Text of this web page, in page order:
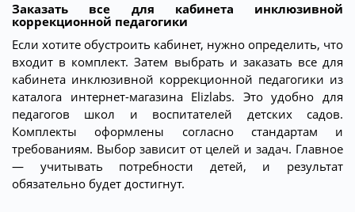
Заказать все для кабинета инклюзивной
коррекционной педагогики
Если хотите обустроить кабинет, нужно определить, что
входит в комплект. Затем выбрать и заказать все для
кабинета инклюзивной коррекционной педагогики из
каталога интернет-магазина Elizlabs. Это удобно для
педагогов школ и воспитателей детских садов.
Комплекты оформлены согласно стандартам и
требованиям. Выбор зависит от целей и задач. Главное
— учитывать потребности детей, и результат
обязательно будет достигнут.